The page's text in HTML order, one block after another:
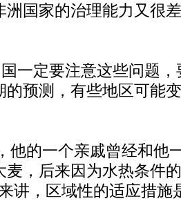
洲国家的治理能力又很
一定要注意这些问题
的预测，有些地区可能
他的一个亲戚曾经和他
麦，后来因为水热条件
讲，区域性的适应措施